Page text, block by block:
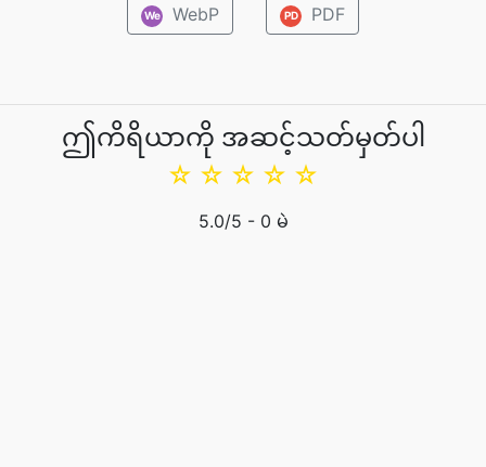
We WebP PD PDF
ဤကိရိယာကို အဆင့်သတ်မှတ်ပါ
☆
☆
☆
☆
☆
5.0/5 - 0 မဲ